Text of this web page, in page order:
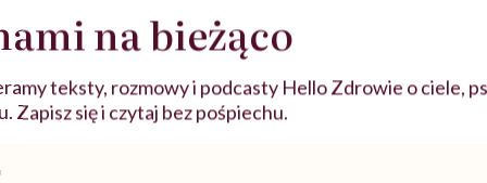
wystąpieniu. Niestety nie jest on w stanie wyleczyć
ogólnodostępny, a jego zakup nie jest refundowany
500 ml oleju trzeba zapłacić +/- 500 złotych i
na bieżąco
teksty, rozmowy i podcasty Hello Zdrowie o ciele,
Zapisz się i czytaj bez pośpiechu.